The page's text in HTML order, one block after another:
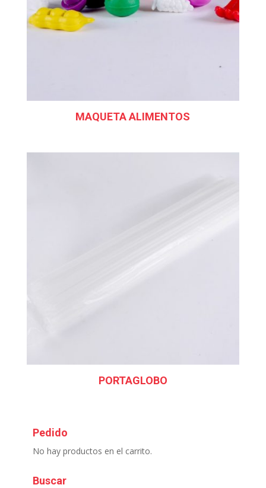
MAQUETA ALIMENTOS
PORTAGLOBO
Pedido
No hay productos en el carrito.
Buscar